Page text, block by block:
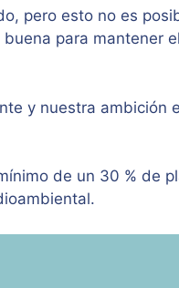
pero esto no es
para mantener
y nuestra ambición
de un 30 % de